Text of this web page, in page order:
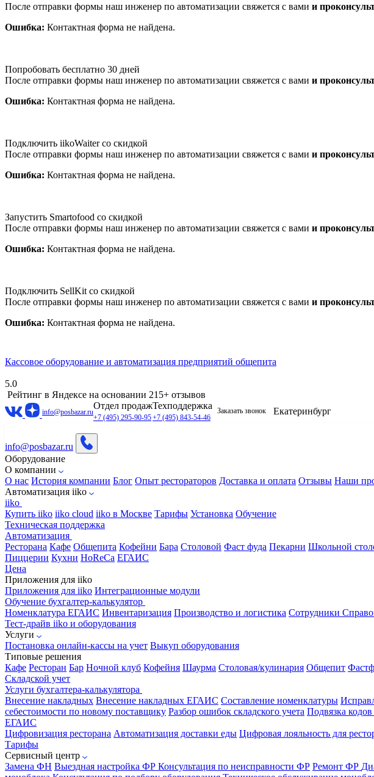
После отправки формы наш инженер по автоматизации свяжется с вами и
Ошибка: Контактная форма не найдена.
Попробовать бесплатно 30 дней
После отправки формы наш инженер по автоматизации свяжется с вами и
Ошибка: Контактная форма не найдена.
Подключить iikoWaiter со скидкой
После отправки формы наш инженер по автоматизации свяжется с вами и
Ошибка: Контактная форма не найдена.
Запустить Smartofood со скидкой
После отправки формы наш инженер по автоматизации свяжется с вами и
Ошибка: Контактная форма не найдена.
Подключить SellKit со скидкой
После отправки формы наш инженер по автоматизации свяжется с вами и
Ошибка: Контактная форма не найдена.
Кассовое оборудование и автоматизация предприятий общепита
5.0
Рейтинг в Яндексе на основании 215+ отзывов
info@posbazar.ru
Отдел продаж
+7 (495) 295-90-95
Техподдержка
+7 (495) 843-54-46
Заказать звонок Екатеринбург
info@posbazar.ru
Оборудование
О компании
О нас История компании Блог Опыт рестораторов Доставка и оплата Отзывы Наши
Автоматизация iiko
iiko
Купить iiko iiko cloud iiko в Москве Тарифы Установка Обучение
Техническая поддержка
Автоматизация
Ресторана Кафе Общепита Кофейни Бара Столовой Фаст фуда Пекарни Школьной
Пиццерии Кухни HoReCa ЕГАИС
Цена
Приложения для iiko
Приложения для iiko Интеграционные модули
Обучение бухгалтер-калькулятор
Номенклатура ЕГАИС Инвентаризация Производство и логистика Сотрудники
Тест-драйв iiko и оборудования
Услуги
Постановка онлайн-кассы на учет Выкуп оборудования
Типовые решения
Кафе Ресторан Бар Ночной клуб Кофейня Шаурма Столовая/кулинария Общепит
Складской учет
Услуги бухгалтера-калькулятора
Внесение накладных Внесение накладных ЕГАИС Составление номенклатуры
себестоимости по новому поставщику Разбор ошибок складского учета Подвязка
ЕГАИС
Цифровизация ресторана Автоматизация доставки еды Цифровая лояльность для
Тарифы
Сервисный центр
Замена ФН Выездная настройка ФР Консультация по неисправности ФР Ремонт ФР